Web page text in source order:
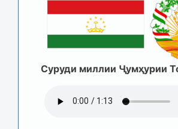
Суруди миллии Ҷумҳурии